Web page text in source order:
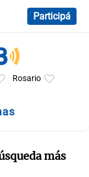
Participá
Rosario
más